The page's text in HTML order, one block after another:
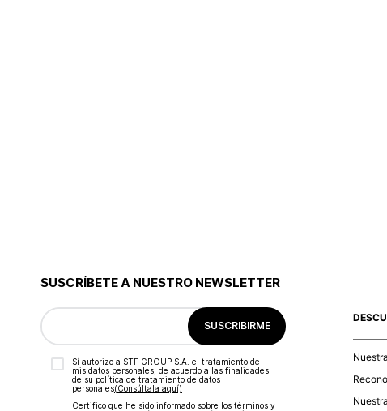
SUSCRÍBETE A NUESTRO NEWSLETTER
SUSCRIBIRME
Sí autorizo a STF GROUP S.A. el tratamiento de
mis datos personales, de acuerdo a las finalidades
de su política de tratamiento de datos
personales‎(Consúltala aquí)
Certifico que he sido informado sobre los términos y